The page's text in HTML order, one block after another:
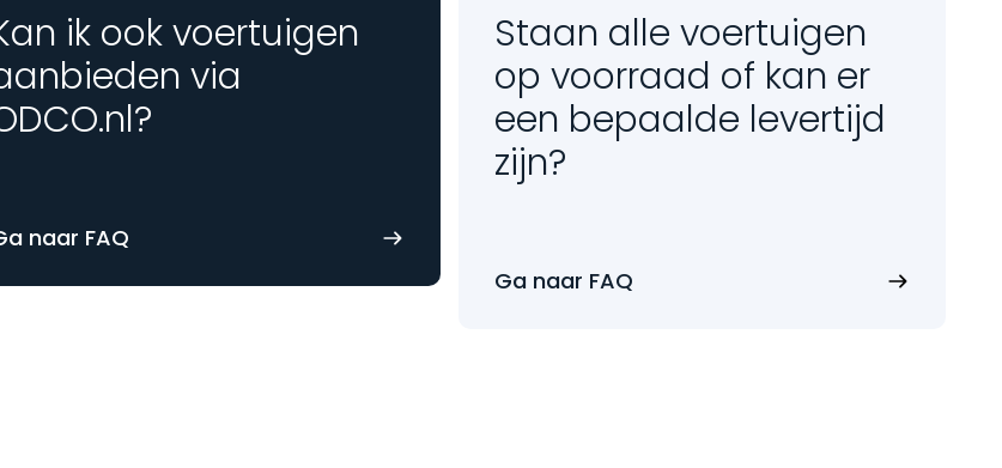
ik ook voertuigen
via
naar FAQ
Staan alle voertuigen
op voorraad of kan er
een bepaalde levertijd
zijn?
Ga naar FAQ